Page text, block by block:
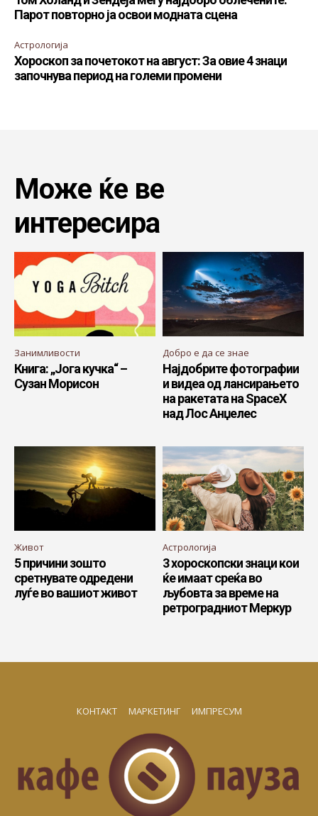
Парот повторно ја освои модната сцена
Астрологија
Хороскоп за почетокот на август: За овие 4 знаци
започнува период на големи промени
Може ќе ве
интересира
Занимливости
Книга: „Јога кучка“ –
Сузан Морисон
Добро е да се знае
Најдобрите фотографии
и видеа од лансирањето
на ракетата на SpaceX
над Лос Анџелес
Живот
5 причини зошто
сретнувате одредени
луѓе во вашиот живот
Астрологија
3 хороскопски знаци кои
ќе имаат среќа во
љубовта за време на
ретроградниот Меркур
КОНТАКТ МАРКЕТИНГ ИМПРЕСУМ